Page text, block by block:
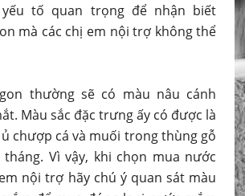
tố quan trọng để nhận biết
mà các chị em nội trợ không thể
thường sẽ có màu nâu cánh
Màu sắc đặc trưng ấy có được là
chượp cá và muối trong thùng gỗ
Vì vậy, khi chọn mua nước
nội trợ hãy chú ý quan sát màu